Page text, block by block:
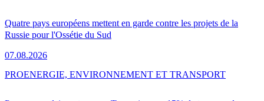
Quatre pays européens mettent en garde contre les projets de la
Russie pour l'Ossétie du Sud
07.08.2026
PROENERGIE, ENVIRONNEMENT ET TRANSPORT